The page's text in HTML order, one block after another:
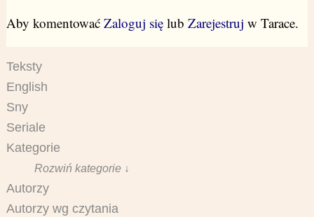
Aby komentować Zaloguj sięlub Zarejestruj w Tarace.
Teksty
English
Sny
Seriale
Kategorie
Rozwiń kategorie ↓
Autorzy
Autorzy wg czytania